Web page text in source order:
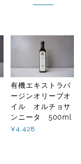
有機エキストラバ
ージンオリーブオ
イル オルチョサ
ンニータ 500ml
¥4,428